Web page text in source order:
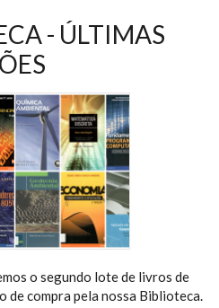
- ÚLTIMAS
o segundo lote de livros de
de compra pela nossa Biblioteca.